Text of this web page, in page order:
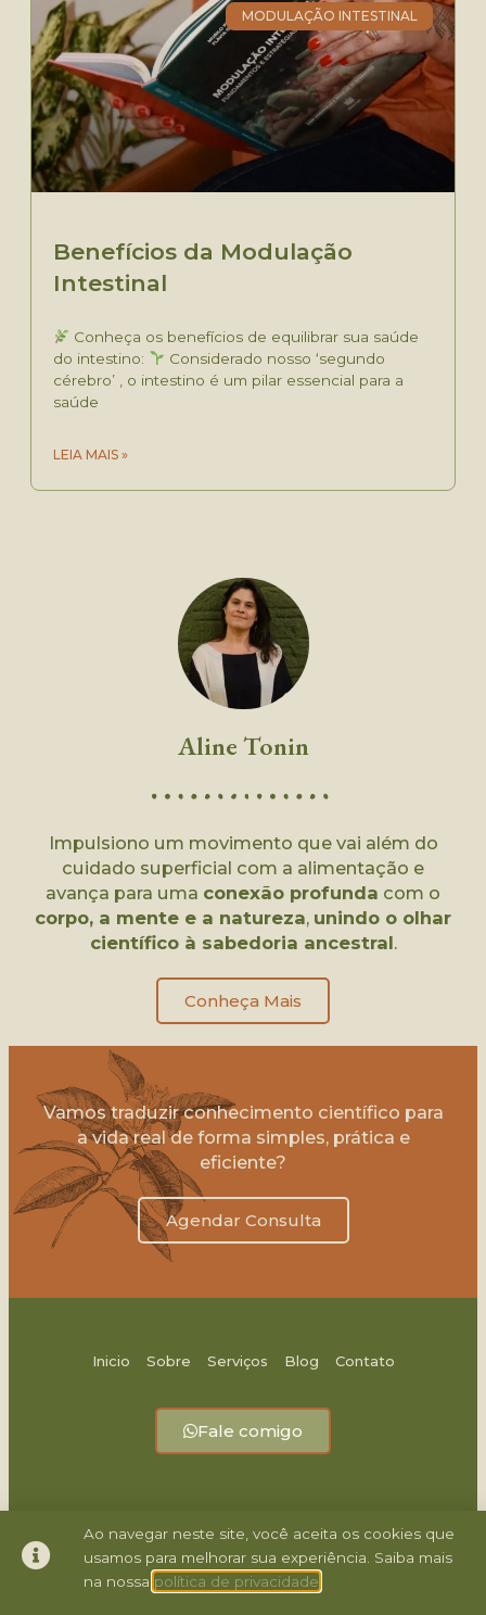
MODULAÇÃO INTESTINAL
Benefícios da Modulação
Intestinal
Conheça os benefícios de equilibrar sua saúde
do intestino:
Considerado nosso ‘segundo
cérebro’ , o intestino é um pilar essencial para a
saúde
LEIA MAIS »
Aline Tonin
Impulsiono um movimento que vai além do
cuidado superficial com a alimentação e
avança para uma conexão profunda com o
corpo, a mente e a natureza, unindo o olhar
científico à sabedoria ancestral.
Conheça Mais
Vamos traduzir conhecimento científico para
a vida real de forma simples, prática e
eficiente?
Agendar Consulta
Inicio Sobre Serviços Blog Contato
Fale comigo
Ao navegar neste site, você aceita os cookies que
usamos para melhorar sua experiência. Saiba mais
na nossa política de privacidade